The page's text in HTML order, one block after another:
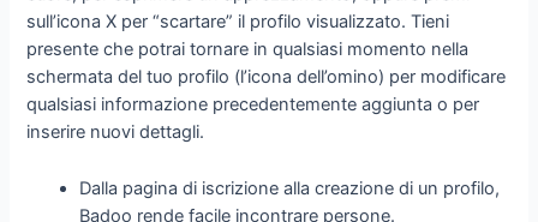
sull’icona X per “scartare” il profilo visualizzato. Tieni
presente che potrai tornare in qualsiasi momento nella
schermata del tuo profilo (l’icona dell’omino) per modificare
qualsiasi informazione precedentemente aggiunta o per
inserire nuovi dettagli.
Dalla pagina di iscrizione alla creazione di un profilo,
Badoo rende facile incontrare persone.